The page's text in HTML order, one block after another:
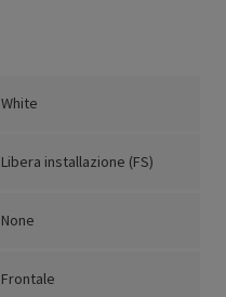
White
Libera installazione (FS)
None
Frontale